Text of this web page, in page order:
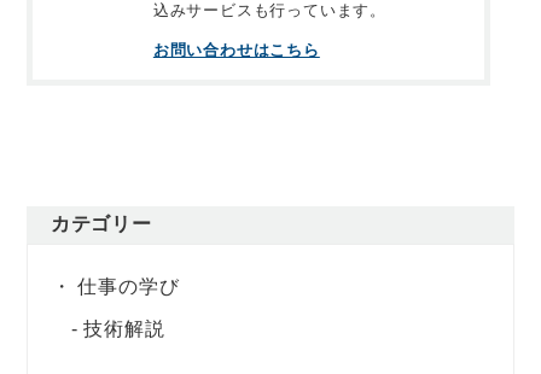
込みサービスも行っています。
お問い合わせはこちら
カテゴリー
仕事の学び
技術解説